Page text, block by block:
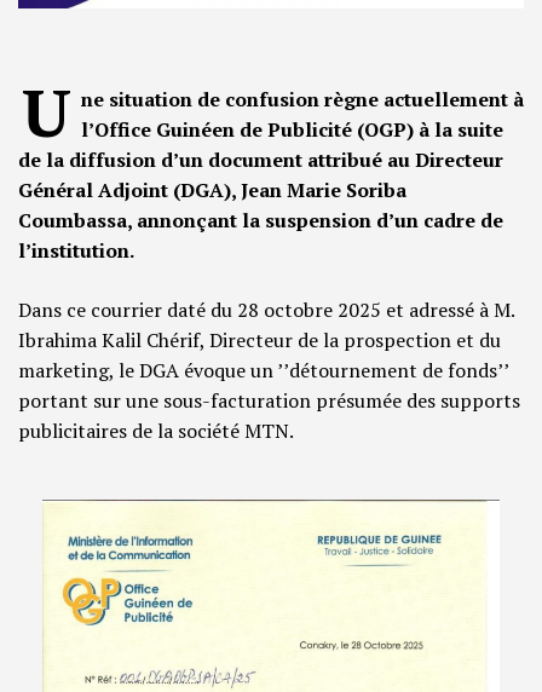
U ne situation de confusion règne actuellement à
l’Office Guinéen de Publicité (OGP) à la suite
de la diffusion d’un document attribué au Directeur
Général Adjoint (DGA), Jean Marie Soriba
Coumbassa, annonçant la suspension d’un cadre de
l’institution.
Dans ce courrier daté du 28 octobre 2025 et adressé à M.
Ibrahima Kalil Chérif, Directeur de la prospection et du
marketing, le DGA évoque un ’’détournement de fonds’’
portant sur une sous-facturation présumée des supports
publicitaires de la société MTN.